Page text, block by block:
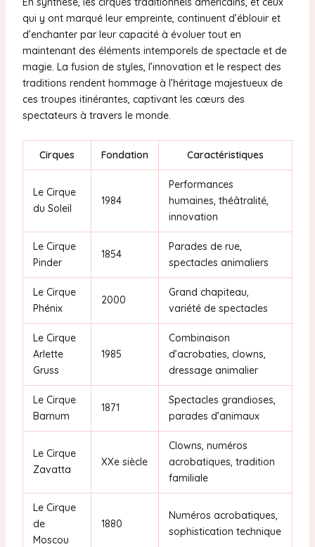
qui y ont marqué leur empreinte, continuent d’éblouir et
d’enchanter par leur capacité à évoluer tout en
maintenant des éléments intemporels de spectacle et de
magie. La fusion de styles, l’innovation et le respect des
traditions rendent hommage à l’héritage majestueux de
ces troupes itinérantes, captivant les cœurs des
spectateurs à travers le monde.
Cirques Fondation Caractéristiques
Le Cirque
du Soleil
1984
Performances
humaines, théâtralité,
innovation
Le Cirque
Pinder
1854
Parades de rue,
spectacles animaliers
Le Cirque
Phénix
2000
Grand chapiteau,
variété de spectacles
Le Cirque
Arlette
Gruss
1985
Combinaison
d’acrobaties, clowns,
dressage animalier
Le Cirque
Barnum
1871
Spectacles grandioses,
parades d’animaux
Le Cirque
Zavatta
XXe siècle
Clowns, numéros
acrobatiques, tradition
familiale
Le Cirque
de
Moscou
1880
Numéros acrobatiques,
sophistication technique